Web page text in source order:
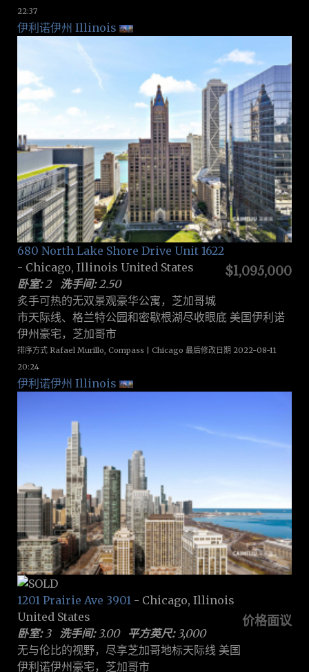
22:37
伊利诺伊州 Illinois
$1,095,000
680 North Lake Shore Drive Unit 1622
- Chicago, Illinois United States
卧室:2 洗手间:2.50
炙手可热的无双景观豪华公寓，芝加哥城
市天际线、格兰特公园和密歇根湖尽收眼底 美国伊利诺
伊州豪宅，芝加哥市
排序方式 Rafael Murillo, Compass | Chicago 最后修改日期 2022-08-11
20:24
伊利诺伊州 Illinois
价格面议
1201 Prairie Ave 3901 - Chicago, Illinois
United States
卧室:3 洗手间:3.00 平方英尺:3,000
无与伦比的视野，尽享芝加哥地标天际线 美国
伊利诺伊州豪宅，芝加哥市